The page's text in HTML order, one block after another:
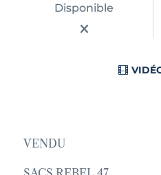
Disponible
VENDU